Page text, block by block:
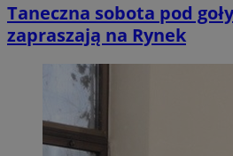
Taneczna sobota pod
zapraszają na Rynek